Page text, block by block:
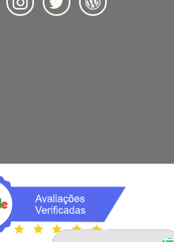
Fale com um especialista